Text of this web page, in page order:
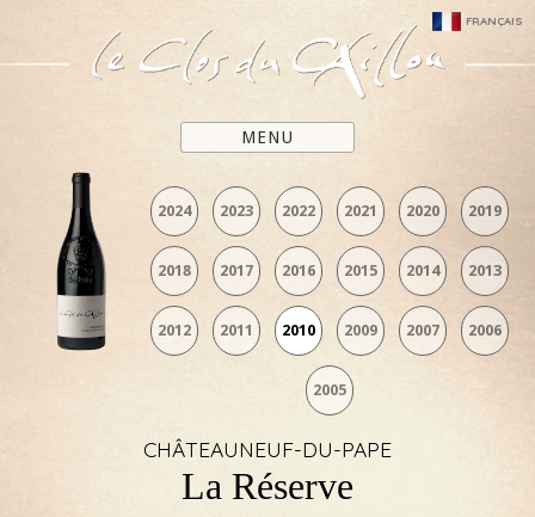
FRANÇAIS
MENU
2024 2023 2022 2021 2020 2019
2018 2017 2016 2015 2014 2013
2012 2011 2010 2009 2007 2006
2005
CHÂTEAUNEUF-DU-PAPE
La Réserve